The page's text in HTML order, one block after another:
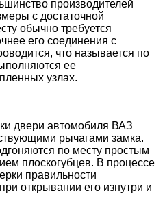
производителей
с достаточной
обычно требуется
его соединения с
что называется по
ее
узлах.
двери автомобиля ВАЗ
рычагами замка.
по месту простым
плоскогубцев. В процессе
правильности
открывании его изнутри и